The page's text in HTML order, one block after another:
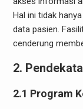
Hal ini tidak
data pasien.
cenderung
2.
2.1 Program